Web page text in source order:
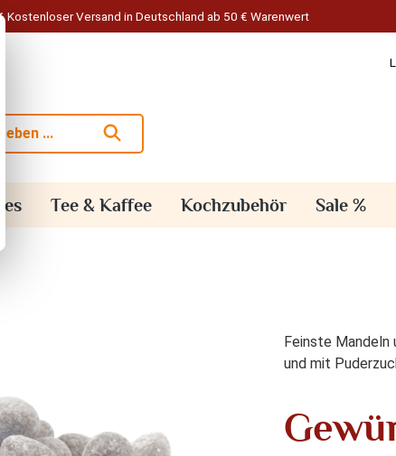
Kostenloser Versand in Deutschland ab 50 € Warenwert
Tee & Kaffee Kochzubehör Sale %
Feinste
und mit